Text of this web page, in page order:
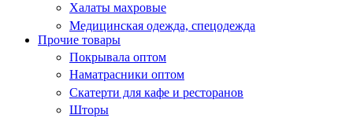
Халаты махровые
Медицинская одежда, спецодежда
Прочие товары
Покрывала оптом
Наматрасники оптом
Скатерти для кафе и ресторанов
Шторы